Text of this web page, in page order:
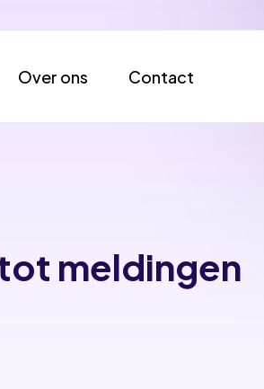
Over ons Contact
meldingen